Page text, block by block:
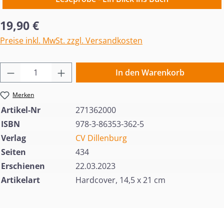
Regulärer Preis:
19,90 €
Preise inkl. MwSt. zzgl. Versandkosten
Produkt Anzahl: Gib den gewünschten
In den Warenkorb
Merken
Artikel-Nr
271362000
ISBN
978-3-86353-362-5
Verlag
CV Dillenburg
Seiten
434
Erschienen
22.03.2023
Artikelart
Hardcover, 14,5 x 21 cm